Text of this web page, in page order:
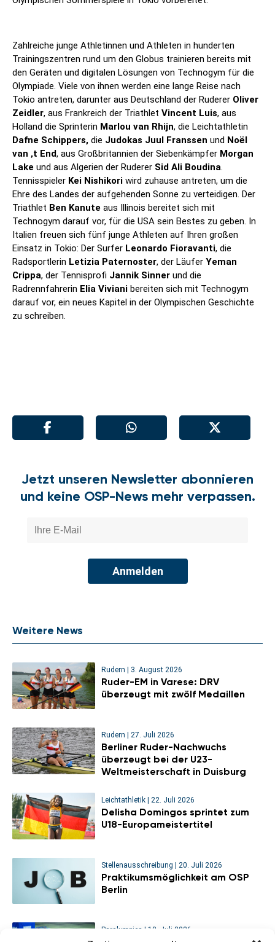
Zahlreiche junge Athletinnen und Athleten in hunderten
Trainingszentren rund um den Globus trainieren bereits mit
den Geräten und digitalen Lösungen von Technogym für die
Olympiade. Viele von ihnen werden eine lange Reise nach
Tokio antreten, darunter aus Deutschland der Ruderer Oliver
Zeidler, aus Frankreich der Triathlet Vincent Luis, aus
Holland die Sprinterin Marlou van Rhijn, die Leichtathletin
Dafne Schippers, die Judokas Juul Franssen und Noël
van ‚t End, aus Großbritannien der Siebenkämpfer Morgan
Lake und aus Algerien der Ruderer Sid Ali Boudina.
Tennisspieler Kei Nishikori wird zuhause antreten, um die
Ehre des Landes der aufgehenden Sonne zu verteidigen. Der
Triathlet Ben Kanute aus Illinois bereitet sich mit
Technogym darauf vor, für die USA sein Bestes zu geben. In
Italien freuen sich fünf junge Athleten auf Ihren großen
Einsatz in Tokio: Der Surfer Leonardo Fioravanti, die
Radsportlerin Letizia Paternoster, der Läufer Yeman
Crippa, der Tennisprofi Jannik Sinner und die
Radrennfahrerin Elia Viviani bereiten sich mit Technogym
darauf vor, ein neues Kapitel in der Olympischen Geschichte
zu schreiben.
Jetzt unseren Newsletter abonnieren
und keine OSP-News mehr verpassen.
Anmelden
Weitere News
Rudern 3. August 2026
Ruder-EM in Varese: DRV
überzeugt mit zwölf Medaillen
Rudern | 27. Juli 2026
Berliner Ruder-Nachwuchs
überzeugt bei der U23-
Weltmeisterschaft in Duisburg
Leichtathletik | 22. Juli 2026
Delisha Domingos sprintet zum
U18-Europameistertitel
Stellenausschreibung | 20. Juli 2026
Praktikumsmöglichkeit am OSP
Berlin
Paralympics | 18. Juli 2026